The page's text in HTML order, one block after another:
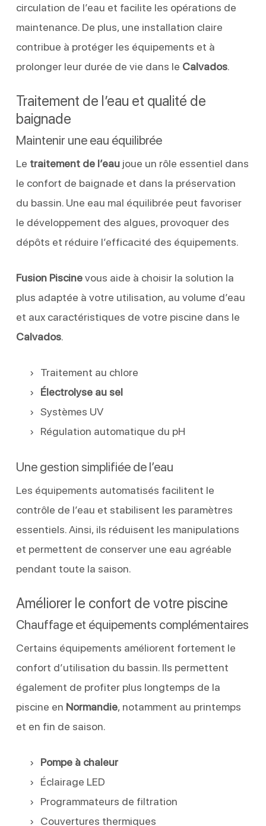
circulation de l’eau et facilite les opérations de
maintenance. De plus, une installation claire
contribue à protéger les équipements et à
prolonger leur durée de vie dans le Calvados.
Traitement de l’eau et qualité de
baignade
Maintenir une eau équilibrée
Le traitement de l’eaujoue un rôle essentiel dans
le confort de baignade et dans la préservation
du bassin. Une eau mal équilibrée peut favoriser
le développement des algues, provoquer des
dépôts et réduire l’efficacité des équipements.
Fusion Piscinevous aide à choisir la solution la
plus adaptée à votre utilisation, au volume d’eau
et aux caractéristiques de votre piscine dans le
Calvados.
Traitement au chlore
Électrolyse au sel
Systèmes UV
Régulation automatique du pH
Une gestion simplifiée de l’eau
Les équipements automatisés facilitent le
contrôle de l’eau et stabilisent les paramètres
essentiels. Ainsi, ils réduisent les manipulations
et permettent de conserver une eau agréable
pendant toute la saison.
Améliorer le confort de votre piscine
Chauffage et équipements complémentaires
Certains équipements améliorent fortement le
confort d’utilisation du bassin. Ils permettent
également de profiter plus longtemps de la
piscine en Normandie, notamment au printemps
et en fin de saison.
Pompe à chaleur
Éclairage LED
Programmateurs de filtration
Couvertures thermiques